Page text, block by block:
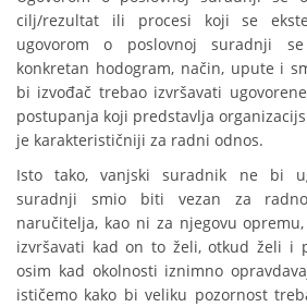
cilj/rezultat ili procesi koji se
ugovorom o poslovnoj suradnji
konkretan hodogram, način, upute i
bi izvođač trebao izvršavati
postupanja koji predstavlja
je karakterističniji za radni odnos.
Isto tako, vanjski suradnik ne bi
suradnji smio biti vezan za
naručitelja, kao ni za njegovu
izvršavati kad on to želi, otkud želi i
osim kad okolnosti iznimno
ističemo kako bi veliku pozornost